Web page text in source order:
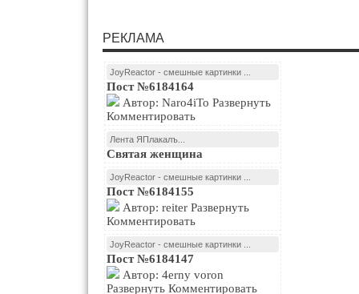
РЕКЛАМА
JoyReactor - смешные картинки ...
Пост №6184164
Комментировать
Лента ЯПлакалъ...
Святая женщина
JoyReactor - смешные картинки ...
Пост №6184155
Комментировать
JoyReactor - смешные картинки ...
Пост №6184147
Развернуть Комментировать